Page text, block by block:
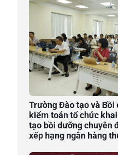
Trường Đào tạo và Bồi
kiểm toán tổ chức
tạo bồi dưỡng chuyên
xếp hạng ngân hàng